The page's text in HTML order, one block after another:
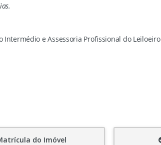
e Assessoria Profissional do Leiloeiro
do Imóvel